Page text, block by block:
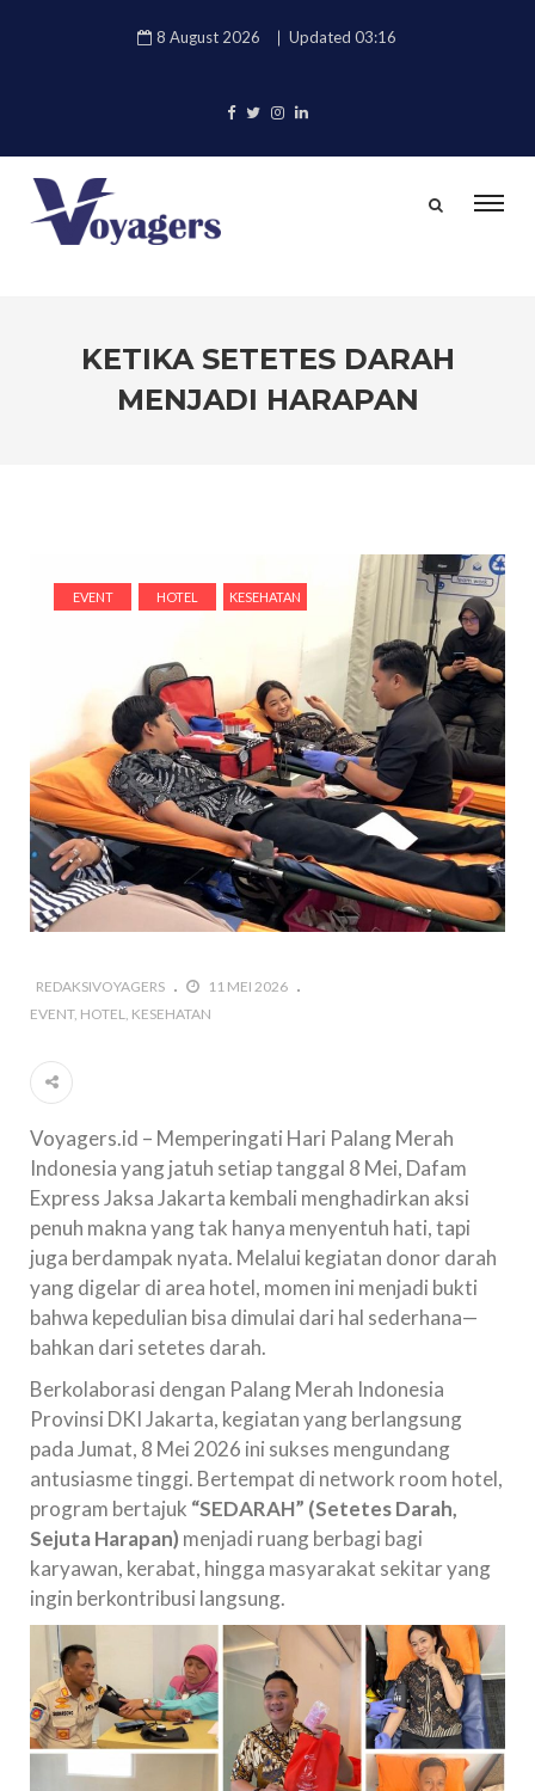
8 August 2026 Updated 03:16
KETIKA SETETES DARAH
MENJADI HARAPAN
EVENT HOTEL KESEHATAN
REDAKSIVOYAGERS
11 MEI 2026
EVENT HOTEL KESEHATAN
Voyagers.id – Memperingati Hari Palang Merah
Indonesia yang jatuh setiap tanggal 8 Mei, Dafam
Express Jaksa Jakarta kembali menghadirkan aksi
penuh makna yang tak hanya menyentuh hati, tapi
juga berdampak nyata. Melalui kegiatan donor darah
yang digelar di area hotel, momen ini menjadi bukti
bahwa kepedulian bisa dimulai dari hal sederhana—
bahkan dari setetes darah.
Berkolaborasi dengan Palang Merah Indonesia
Provinsi DKI Jakarta, kegiatan yang berlangsung
pada Jumat, 8 Mei 2026 ini sukses mengundang
antusiasme tinggi. Bertempat di network room hotel,
program bertajuk “SEDARAH” (Setetes Darah,
Sejuta Harapan) menjadi ruang berbagi bagi
karyawan, kerabat, hingga masyarakat sekitar yang
ingin berkontribusi langsung.